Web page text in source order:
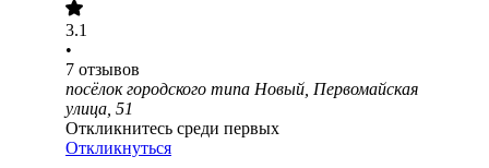
3.1
•
7 отзывов
посёлок городского типа Новый, Первомайская
улица, 51
Откликнитесь среди первых
Откликнуться